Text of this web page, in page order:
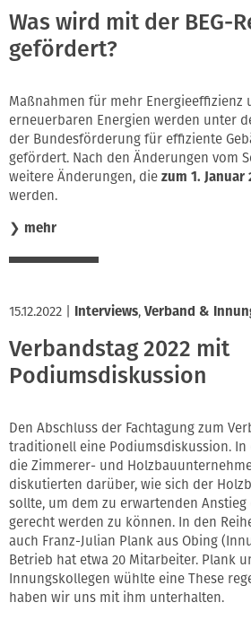
Was wird mit der BEG-
gefördert?
Maßnahmen für mehr Energieeffizienz
erneuerbaren Energien werden unter
der Bundesförderung für effiziente
gefördert. Nach den Änderungen vom
weitere Änderungen, die zum 1. Januar
werden.
❯ mehr
15.12.2022 Interviews, Verband &
Verbandstag 2022 mit
Podiumsdiskussion
Den Abschluss der Fachtagung zum
traditionell eine Podiumsdiskussion. In
die Zimmerer- und
diskutierten darüber, wie sich der
sollte, um dem zu erwartenden
gerecht werden zu können. In den
auch Franz-Julian Plank aus Obing
Betrieb hat etwa 20 Mitarbeiter. Plank
Innungskollegen wühlte eine These
haben wir uns mit ihm unterhalten.